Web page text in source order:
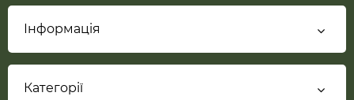
Інформація
Категорії